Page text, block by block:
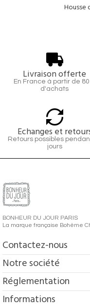
Housse
Livraison offerte
En France à partir de
d'achats
Echanges et
Retours possibles
jours
BONHEUR DU JOUR PARIS
La marque française Bohème
Contactez-nous
Notre société
Réglementation
Informations